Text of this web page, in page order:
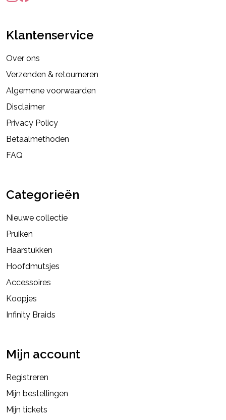
Klantenservice
Over ons
Verzenden & retourneren
Algemene voorwaarden
Disclaimer
Privacy Policy
Betaalmethoden
FAQ
Categorieën
Nieuwe collectie
Pruiken
Haarstukken
Hoofdmutsjes
Accessoires
Koopjes
Infinity Braids
Mijn account
Registreren
Mijn bestellingen
Mijn tickets